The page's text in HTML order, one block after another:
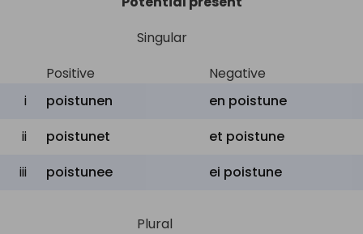
Singular
Positive
Negative
i
poistunen
en poistune
ii
poistunet
et poistune
iii
poistunee ei poistune
Plural